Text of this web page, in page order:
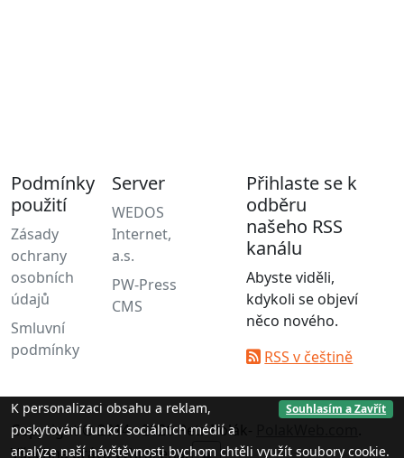
Podmínky
použití
Zásady
ochrany
osobních
údajů
Smluvní
podmínky
Server
WEDOS
Internet,
a.s.
PW-Press
CMS
Přihlaste se k
odběru
našeho RSS
kanálu
Abyste viděli,
kdykoli se objeví
něco nového.
RSS v češtině
Copyright © 2014 - 2026 Petr Polák-
Všechna práva vyhrazena.
Souhlasím a Zavřít
K personalizaci obsahu a reklam,
poskytování funkcí sociálních médií a
analýze naší návštěvnosti bychom chtěli využít soubory cookie.